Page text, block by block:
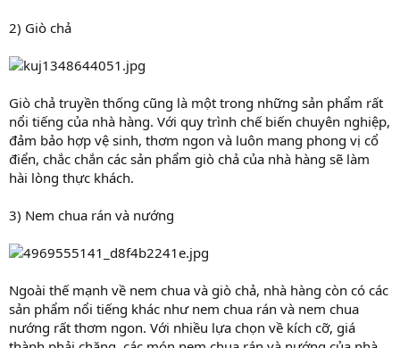
2) Giò chả
Giò chả truyền thống cũng là một trong những sản phẩm rất
nổi tiếng của nhà hàng. Với quy trình chế biến chuyên nghiệp,
đảm bảo hợp vệ sinh, thơm ngon và luôn mang phong vị cổ
điển, chắc chắn các sản phẩm giò chả của nhà hàng sẽ làm
hài lòng thực khách.
3) Nem chua rán và nướng
Ngoài thế mạnh về nem chua và giò chả, nhà hàng còn có các
sản phẩm nổi tiếng khác như nem chua rán và nem chua
nướng rất thơm ngon. Với nhiều lựa chọn về kích cỡ, giá